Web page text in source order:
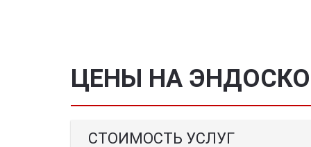
ЦЕНЫ НА
СТОИМОСТЬ УСЛУГ